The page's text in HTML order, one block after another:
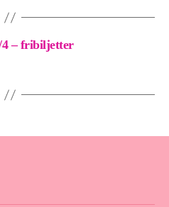
4 – fribiljetter